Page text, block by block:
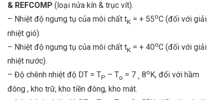
& REFCOMP (loại nửa kín & trục vít).
– Nhiệt độ ngưng tụ của môi chất tK = + 55oC (đối với giải
nhiệt gió).
– Nhiệt độ ngưng tụ của môi chất tK = + 40oC (đối với giải
nhiệt nước).
– Độ chênh nhiệt độ DT = TP – To = 7 ¸ 8o K, đối với hầm
đông , kho trữ, kho tiền đông, kho mát.